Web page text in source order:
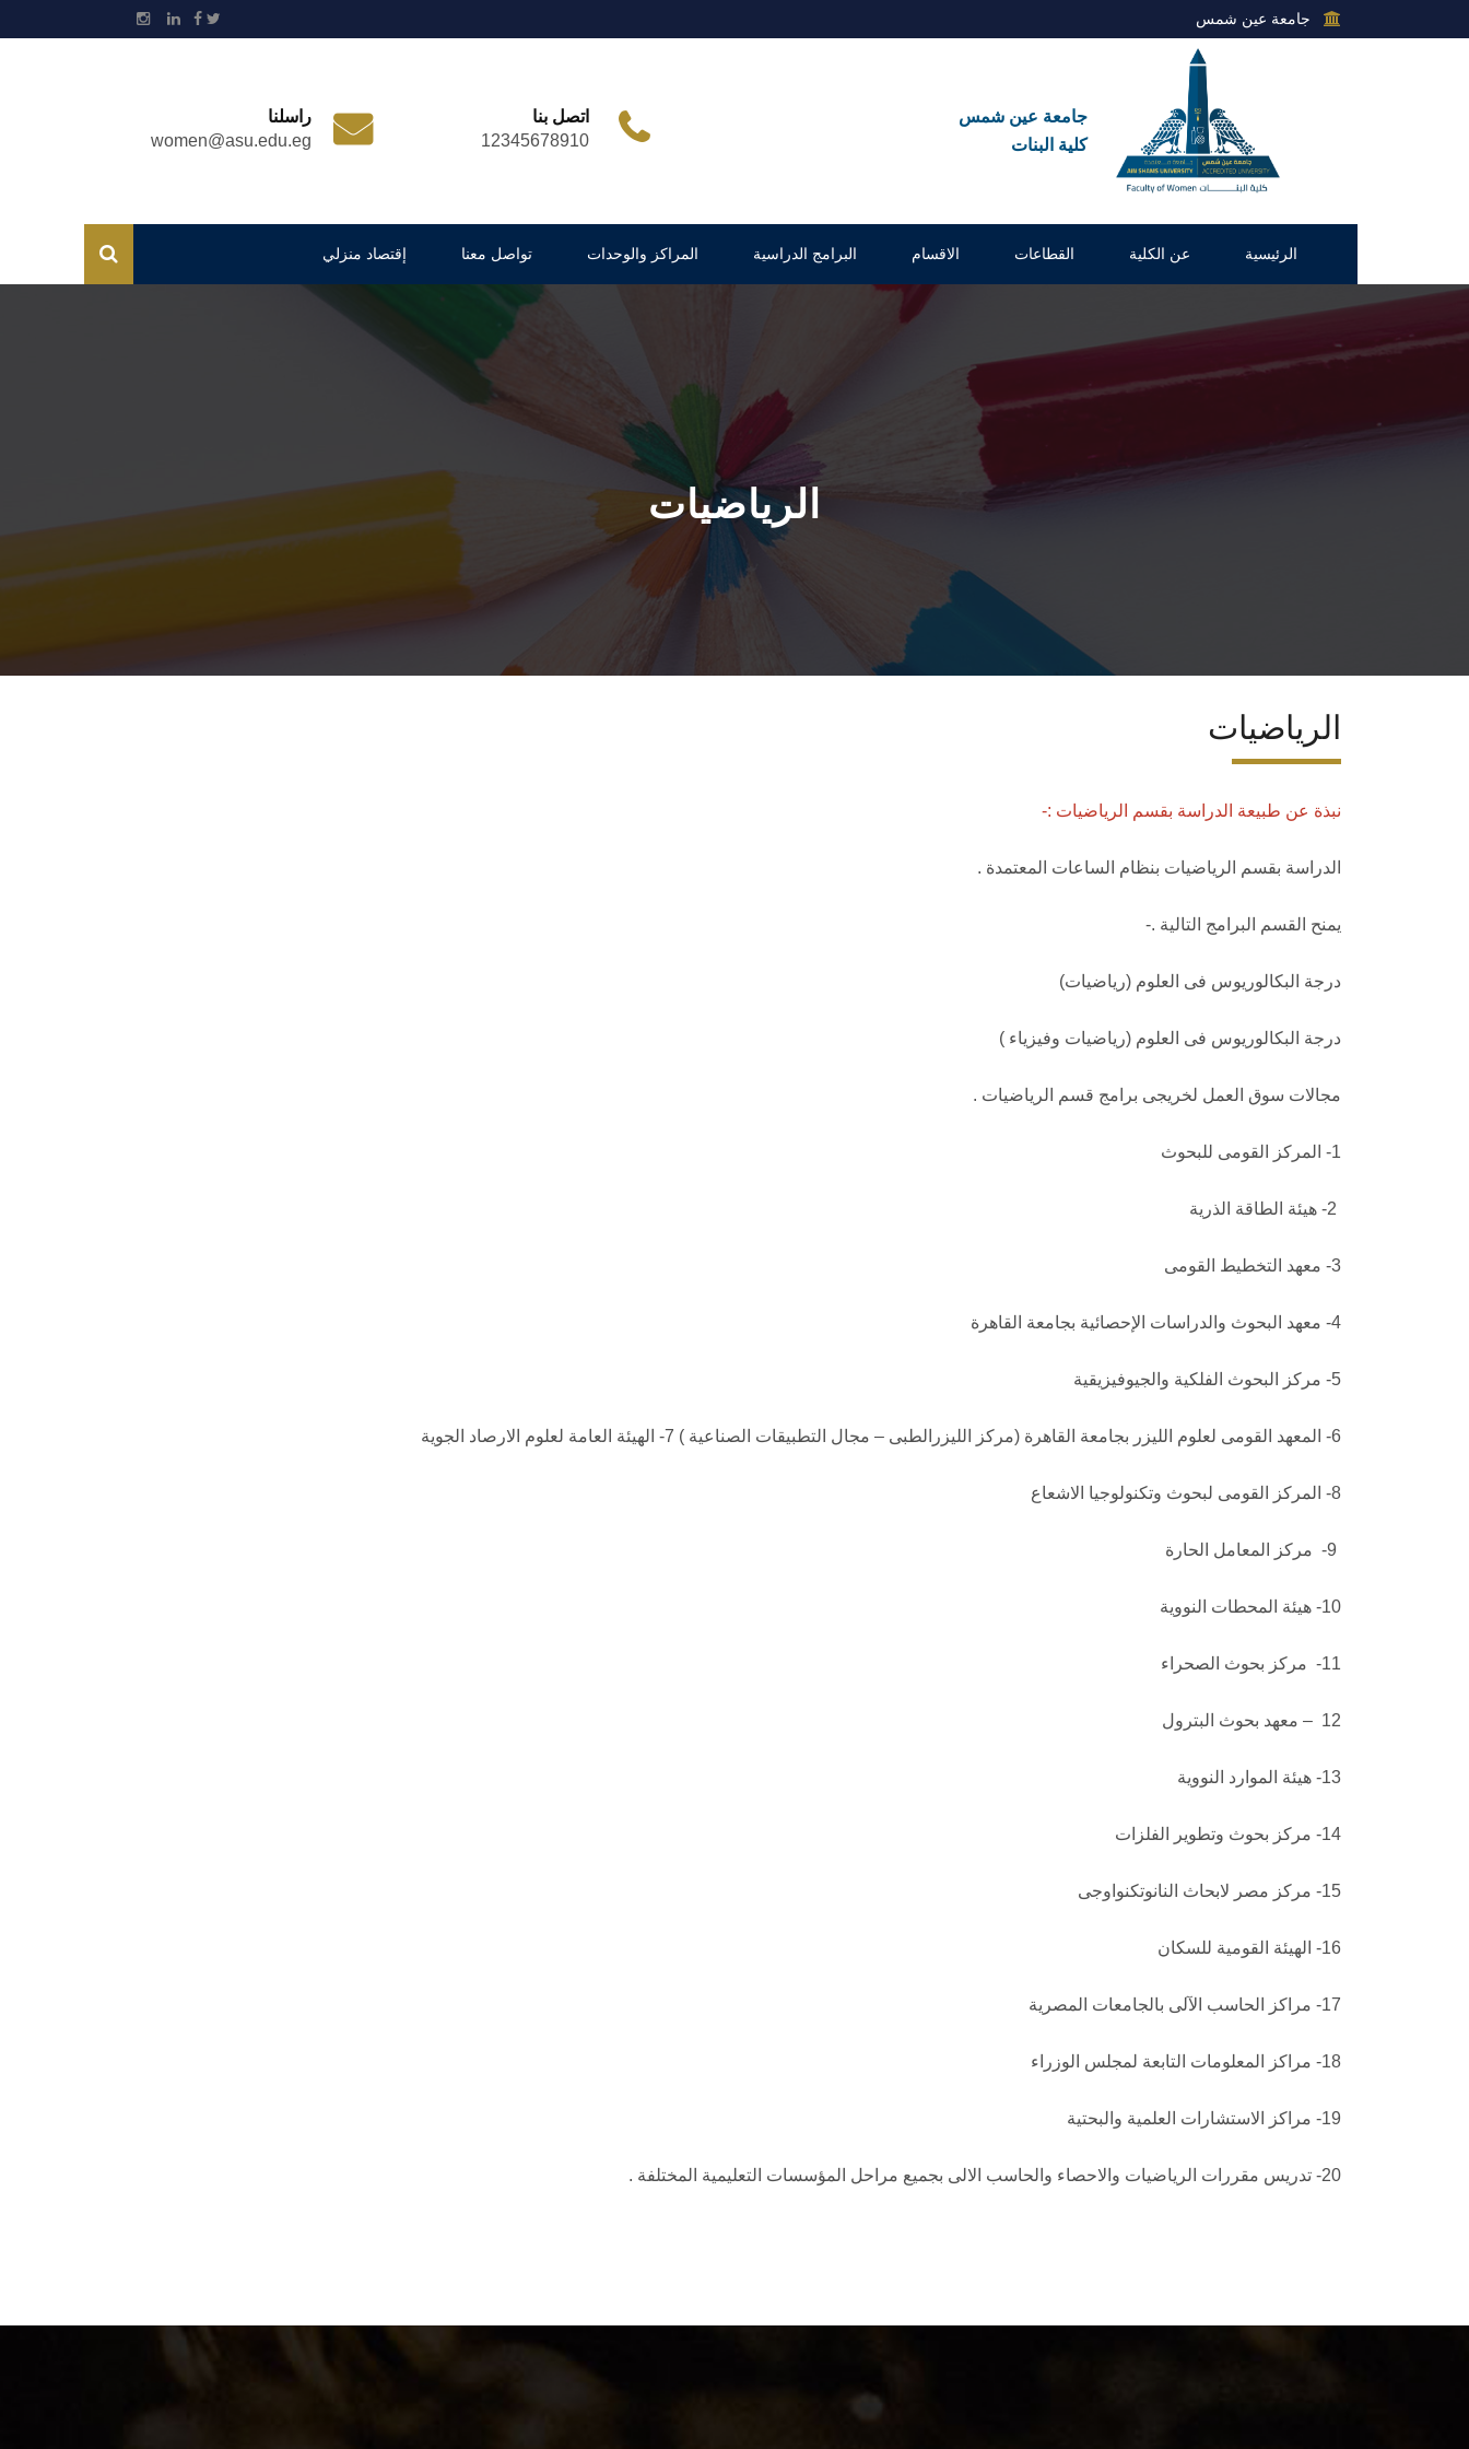
جامعة عين شمس
جامعة عين شمس
كلية البنات
اتصل بنا
12345678910
راسلنا
women@asu.edu.eg
الرئيسية عن الكلية القطاعات الاقسام البرامج الدراسية المراكز والوحدات تواصل معنا إقتصاد منزلي
الرياضيات
الرياضيات
نبذة عن طبيعة الدراسة بقسم الرياضيات :-
الدراسة بقسم الرياضيات بنظام الساعات المعتمدة .
يمنح القسم البرامج التالية .-
درجة البكالوريوس فى العلوم (رياضيات)
درجة البكالوريوس فى العلوم (رياضيات وفيزياء )
مجالات سوق العمل لخريجى برامج قسم الرياضيات .
1- المركز القومى للبحوث
3- معهد التخطيط القومى
4- معهد البحوث والدراسات الإحصائية بجامعة القاهرة
5- مركز البحوث الفلكية والجيوفيزيقية
6- المعهد القومى لعلوم الليزر بجامعة القاهرة (مركز الليزرالطبى – مجال التطبيقات الصناعية ) 7- الهيئة العامة لعلوم الارصاد الجوية
8- المركز القومى لبحوث وتكنولوجيا الاشعاع
10- هيئة المحطات النووية
11- مركز بحوث الصحراء
12 – معهد بحوث البترول
13- هيئة الموارد النووية
14- مركز بحوث وتطوير الفلزات
15- مركز مصر لابحاث النانوتكنواوجى
16- الهيئة القومية للسكان
17- مراكز الحاسب الآلى بالجامعات المصرية
18- مراكز المعلومات التابعة لمجلس الوزراء
19- مراكز الاستشارات العلمية والبحتية
20- تدريس مقررات الرياضيات والاحصاء والحاسب الالى بجميع مراحل المؤسسات التعليمية المختلفة .